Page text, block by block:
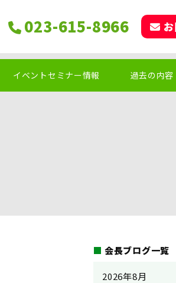
023-615-8966
イベントセミナー情報 過去の内容
会長ブログ一覧
2026年8月